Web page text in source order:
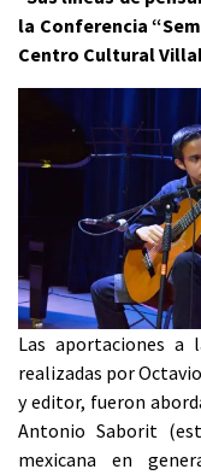
la Conferencia
Centro Cultural
Las aportaciones a
realizadas por
y editor, fueron
Antonio Saborit
mexicana en